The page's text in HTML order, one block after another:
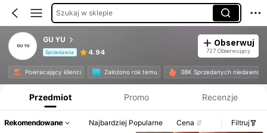
Szukaj w sklepie
GU YU
Sprzedawca 4.94
Obserwuj
727 Obserwujący
Powracający klienci Założono rok temu 38K Sprzedanych niedawno
Informacje o produkcie: Ujawnienie ceny, dane dotyczące sprzedaży i stanu magazynowego.
Przedmiot Promo Recenzje
Rekomendowane Najbardziej Popularne Cena Filtruj